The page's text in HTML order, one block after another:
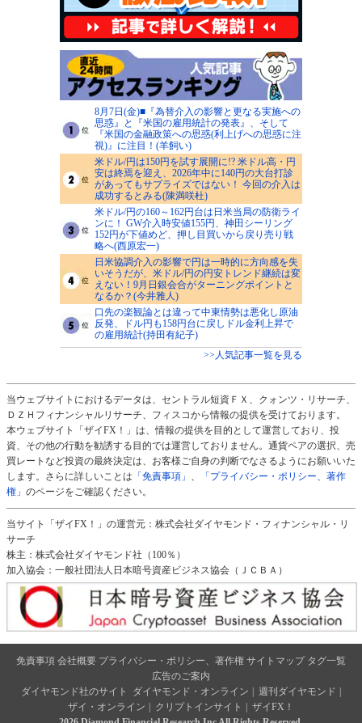
8月7日(金)■『為替介入の影響と更なる実施への
思惑』と『米国の雇用統計の発表』、そして
『米国の金融政策への思惑(利上げへの思惑に注
視)』に注目！(羊飼い)
米ドル/円は150円を試す展開に!? 米ドル高・円
安は終焉を迎え、2026年中に140円の大台打診
があってもサプライズではない！ 今回の介入は
成功するとみる(陳満咲杜)
米ドル/円の160～162円台は日米当局の防衛ライ
ンに！ GW介入時安値155円、神田シーリング
152円が下値めど、押し目買いから戻り売り戦
略へ(西原宏一)
日米協調介入の影響で円は一時的に方向感を失
いそうだが、米ドル/円の円安トレンド継続は変
えない！9月日銀会合がターニングポイントと
なるか？(今井雅人)
口先の楽観論とは違って中東情勢は悪化し原油
反発、ドル円も158円台に戻しドル金利上昇で
の雇用統計(持田有紀子)
>>人気記事一覧を見る
当ウェブサイトにおけるデータは、セントラル短資ＦＸ、クォンツ・リサーチ、
ＤＺＨフィナンシャルリサーチ、フィスコから情報の提供を受けております。
本ウェブサイト「ザイFX！」は、情報の提供を目的として運営しており、投
資、その他の行動を勧誘する目的では運営しておりません。通貨ペアの選択、売
買レートなど投資の最終決定は、お客様ご自身の判断でなさるようにお願いいた
します。さらに詳しいことは 「免責事項」 、
「プライバシー・ポリシー、著作
権」 のページをご確認ください。
当サイト「ザイFX！」の運営元：株式会社ダイヤモンド・フィナンシャル・リ
サーチ
株主：株式会社ダイヤモンド社（100％）
加入協会：一般社団法人日本暗号資産ビジネス協会（ＪＣＢＡ）
免責事項 会社概要 プライバシー・ポリシー、著作権 サイトマップ タグ一覧
広告のご案内
ダイヤモンド社のサイト
ダイヤモンド・オンライン 週刊ダイヤモンド
ザイ・オンライン
クリプトインサイト
ザイFX！